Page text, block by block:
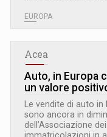
EUROPA
Acea
Auto, in Europa
un valore
Le vendite di auto
sono ancora in
dell’Associazione
immatricolazioni in